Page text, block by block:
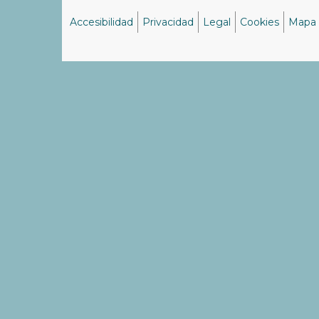
del
Accesibilidad Privacidad Legal Cookies